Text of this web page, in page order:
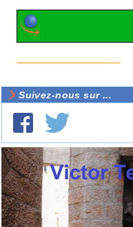
Suivez-nous sur ...